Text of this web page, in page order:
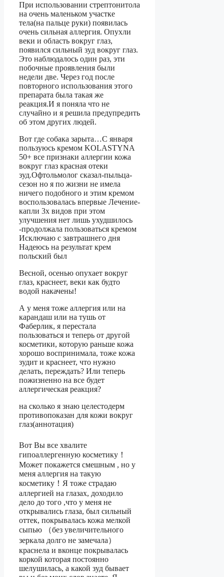
При использовании стрептонитола
на очень маленьком участке
тела(на пальце руки) появилась
очень сильная аллергия. Опухли
веки и область вокруг глаз,
появился сильный зуд вокруг глаз.
Это наблюдалось один раз, эти
побочные проявления были
недели две. Через год после
повторного использования этого
препарата была такая же
реакция.И я поняла что не
случайно и я решила предупредить
об этом других людей.
Вот где собака зарыта…С января
пользуюсь кремом KOLASTYNA
50+ все признаки аллергии кожа
вокруг глаз красная отеки
зуд.Офтольмолог сказал-пыльца-
сезон но я по жизни не имела
ничего подобного и этим кремом
воспользовалась впервые Лечение-
капли 3х видов при этом
улучшения нет лишь ухудшилось
-продолжала пользоваться кремом
Исключаю с завтрашнего дня
Надеюсь на результат крем
польский был
Весной, осенью опухает вокруг
глаз, краснеет, веки как будто
водой накачены!
А у меня тоже аллергия или на
карандаш или на тушь от
Фаберлик, я перестала
пользоваться и теперь от другой
косметики, которую раньше кожа
хорошо воспринимала, тоже кожа
зудит и краснеет, что нужно
делать, переждать? Или теперь
пожизненно на все будет
аллергическая реакция?
на сколько я знаю целестодерм
противопоказан для кожи вокруг
глаз(аннотация)
Вот Вы все хвалите
гипоаллергенную косметику！
Может покажется смешным , но у
меня аллергия на такую
косметику！Я тоже страдаю
аллергией на глазах, доходило
дело до того ,что у меня не
открывались глаза, был сильный
оттек, покрывалась кожа мелкой
сыпью （без увеличительного
зеркала долго не замечала）
краснела и вконце покрывалась
коркой которая постоянно
шелушилась, а какой зуд бывает